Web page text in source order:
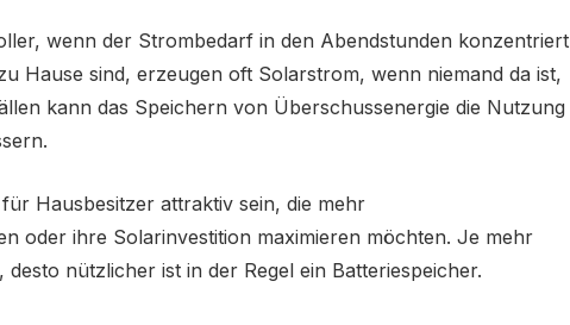
wenn der Strombedarf in den Abendstunden konzentriert
Hause sind, erzeugen oft Solarstrom, wenn niemand da ist,
kann das Speichern von Überschussenergie die Nutzung
Hausbesitzer attraktiv sein, die mehr
oder ihre Solarinvestition maximieren möchten. Je mehr
nützlicher ist in der Regel ein Batteriespeicher.